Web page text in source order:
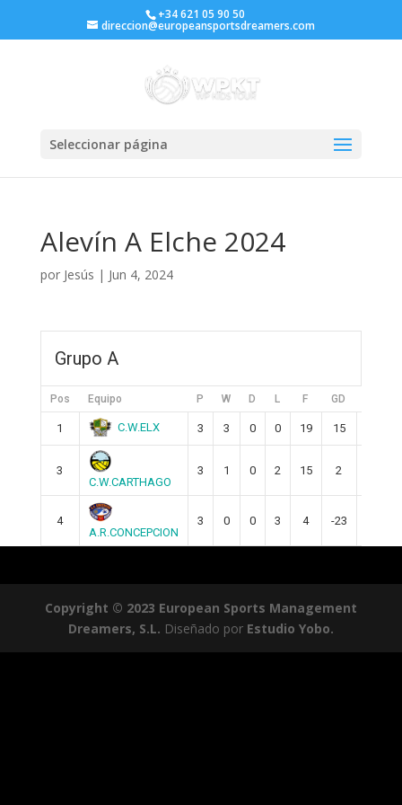
+34 621 05 90 50
direccion@europeansportsdreamers.com
Seleccionar página
Alevín A Elche 2024
por Jesús | Jun 4, 2024
Grupo A
Pos Equipo P W D L F GD
1 C.W.ELX 3 3 0 0 19 15
3
C.W.CARTHAGO
3 1 0 2 15 2
4
A.R.CONCEPCION
3 0 0 3 4 -23
Copyright © 2023 European Sports Management
Dreamers, S.L. Diseñado por Estudio Yobo.